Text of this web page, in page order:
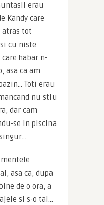
erau
Kandy care
atras tot
cu niste
habar n-
asa ca am
Toti erau
nu stiu
dar cam
se in piscina
asa ca, dupa
de o ora, a
si s-o tai…